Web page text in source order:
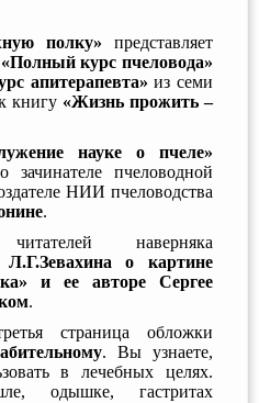
полку» представляет
курс пчеловода»
апитерапевта»из семи
книгу «Жизнь прожить –
науке о пчеле»
зачинателе пчеловодной
НИИ пчеловодства
.
наверняка
Л.Г.Зевахина о картине
и ее авторе Сергее
.
страница обложки
. Вы узнаете,
в лечебных целях.
одышке, гастритах